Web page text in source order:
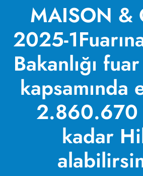
MAISON &
2025-
Bakanlığı
kapsamında
2.860.670
kadar